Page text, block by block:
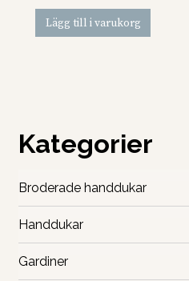
Lägg till i varukorg
Kategorier
Broderade handdukar
Handdukar
Gardiner